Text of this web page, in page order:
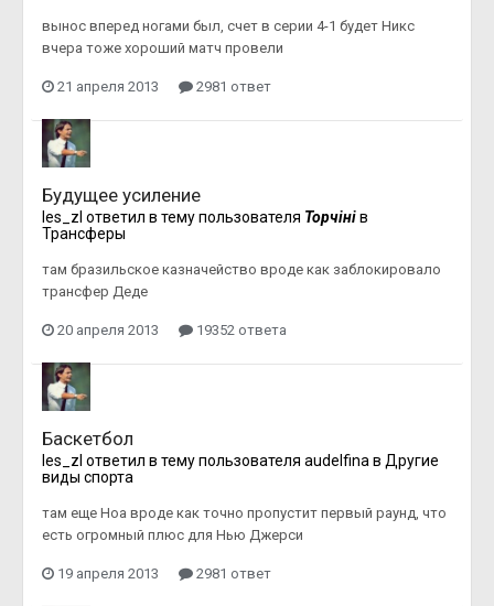
вынос вперед ногами был, счет в серии 4-1 будет Никс
вчера тоже хороший матч провели
21 апреля 2013 2981 ответ
Будущее усиление
les_zl ответил в тему пользователя Topчiнiв
Трансферы
там бразильское казначейство вроде как заблокировало
трансфер Деде
20 апреля 2013 19352 ответа
Баскетбол
les_zl ответил в тему пользователя audelfina в Другие
виды спорта
там еще Ноа вроде как точно пропустит первый раунд, что
есть огромный плюс для Нью Джерси
19 апреля 2013 2981 ответ